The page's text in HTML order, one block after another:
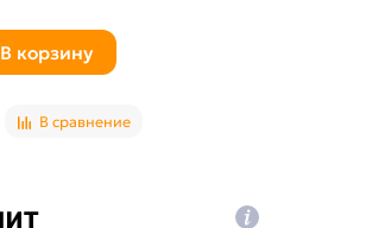
В корзину
В сравнение